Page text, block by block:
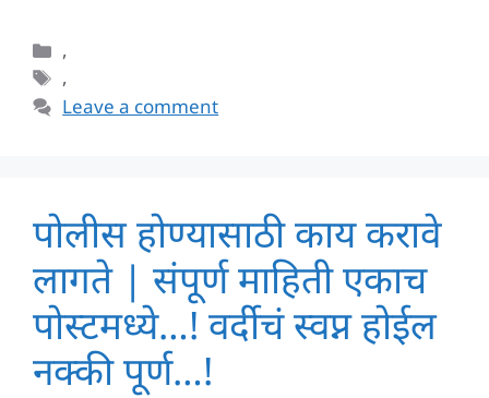
Categories
,
Tags
,
Leave a comment
पोलीस होण्यासाठी काय करावे
लागते | संपूर्ण माहिती एकाच
पोस्टमध्ये…! वर्दीचं स्वप्न होईल
नक्की पूर्ण…!